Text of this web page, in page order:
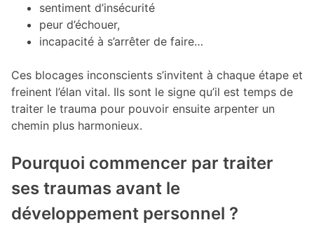
sentiment d’insécurité
peur d’échouer,
incapacité à s’arrêter de faire…
Ces blocages inconscients s’invitent à chaque étape et
freinent l’élan vital. Ils sont le signe qu’il est temps de
traiter le trauma pour pouvoir ensuite arpenter un
chemin plus harmonieux.
Pourquoi commencer par traiter
ses traumas avant le
développement personnel ?